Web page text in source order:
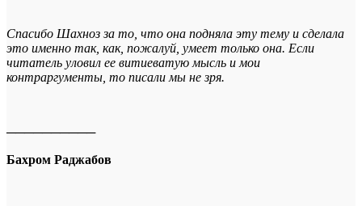
Спасибо Шахноз за то, что она подняла эту тему и сделала
это именно так, как, пожалуй, умеет только она. Если
читатель уловил ее витиеватую мысль и мои
контраргументы, то писали мы не зря.
──────────
Бахром Раджабов